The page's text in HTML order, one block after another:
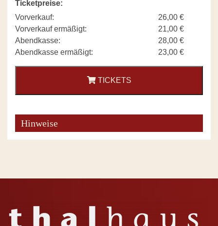
Ticketpreise:
Vorverkauf:
26,00 €
Vorverkauf ermäßigt:
21,00 €
Abendkasse:
28,00 €
Abendkasse ermäßigt:
23,00 €
TICKETS
Hinweise